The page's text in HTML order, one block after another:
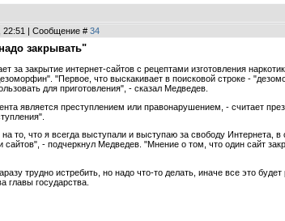
22:51 | Сообщение # 34
закрывать"
за закрытие интернет-сайтов с рецептами изготовления
"Первое, что выскакивает в поисковой строке -
для приготовления", - сказал Медведев.
является преступлением или правонарушением, - считает
то, что я всегда выступали и выступаю за свободу Интернета,
сайтов", - подчеркнул Медведев. "Мнение о том, что один сайт
трудно истребить, но надо что-то делать, иначе все это
государства.